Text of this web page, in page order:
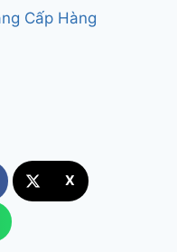
Cấp Hàng
X